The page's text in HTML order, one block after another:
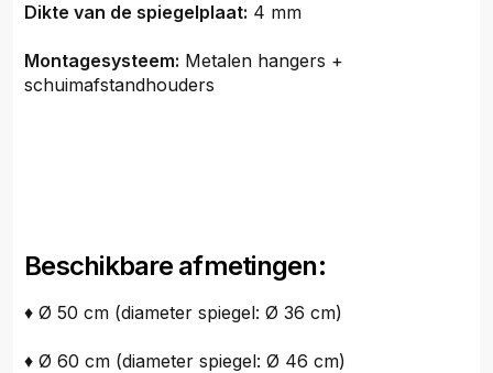
Dikte van de spiegelplaat: 4 mm
Montagesysteem: Metalen hangers +
schuimafstandhouders
Beschikbare afmetingen:
♦ Ø 50 cm (diameter spiegel: Ø 36 cm)
♦ Ø 60 cm (diameter spiegel: Ø 46 cm)